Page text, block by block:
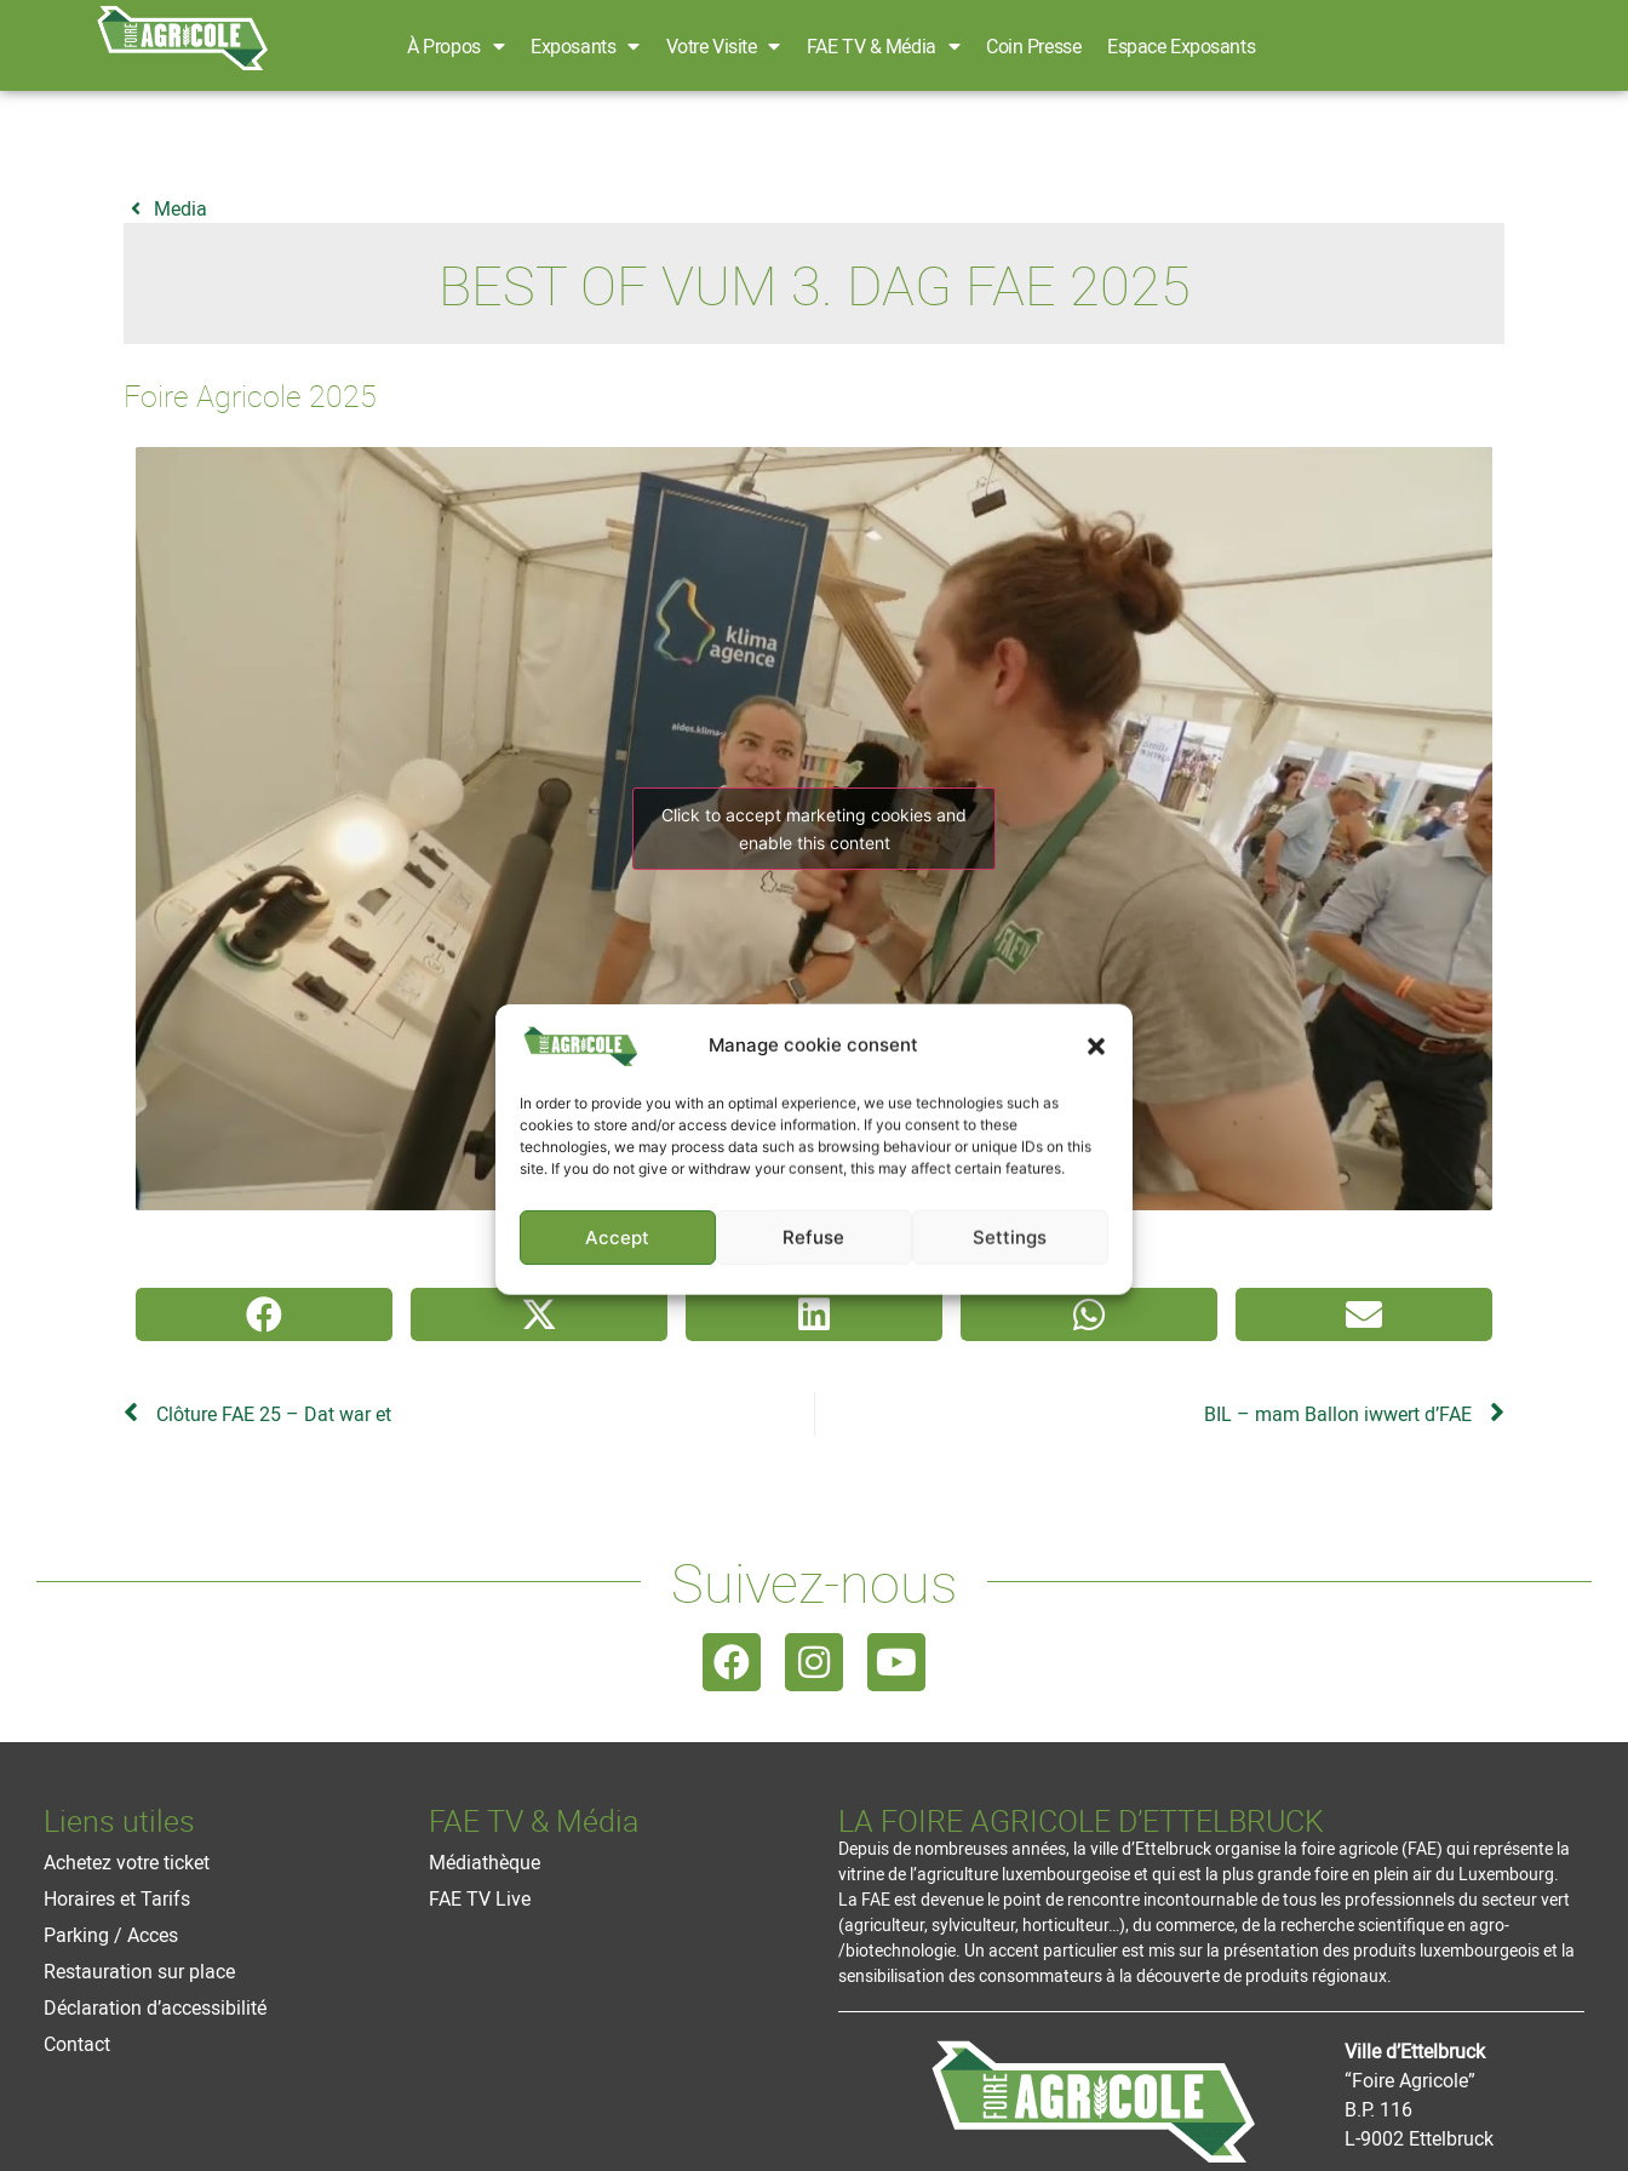
Manage cookie consent
In order to provide you with an optimal experience, we use technologies such as
cookies to store and/or access device information. If you consent to these
technologies, we may process data such as browsing behaviour or unique IDs on this
site. If you do not give or withdraw your consent, this may affect certain features.
Accept Refuse Settings
À Propos Exposants Votre Visite FAE TV & Média Coin Presse Espace Exposants
Media
BEST OF VUM 3. DAG FAE 2025
Foire Agricole 2025
Click to accept marketing cookies and
enable this content
partager la vidéo
Clôture FAE 25 – Dat war et BIL – mam Ballon iwwert d’FAE
Suivez-nous
Liens utiles
Achetez votre ticket
Horaires et Tarifs
Parking / Acces
Restauration sur place
Déclaration d’accessibilité
Contact
FAE TV & Média
Médiathèque
FAE TV Live
LA FOIRE AGRICOLE D’ETTELBRUCK
Depuis de nombreuses années, la ville d’Ettelbruck organise la foire agricole (FAE) qui représente la
vitrine de l’agriculture luxembourgeoise et qui est la plus grande foire en plein air du Luxembourg.
La FAE est devenue le point de rencontre incontournable de tous les professionnels du secteur vert
(agriculteur, sylviculteur, horticulteur…), du commerce, de la recherche scientifique en agro-
/biotechnologie. Un accent particulier est mis sur la présentation des produits luxembourgeois et la
sensibilisation des consommateurs à la découverte de produits régionaux.
Ville d’Ettelbruck
“Foire Agricole”
B.P. 116
L-9002 Ettelbruck